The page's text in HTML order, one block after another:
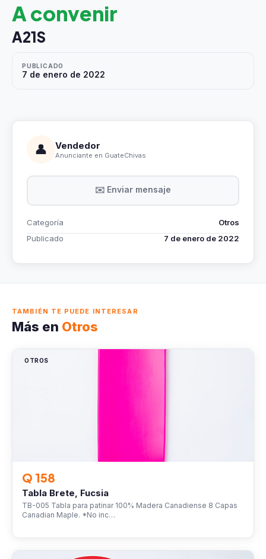
A convenir
A21S
PUBLICADO
7 de enero de 2022
👤 Vendedor
Anunciante en GuateChivas
✉️ Enviar mensaje
Categoría
Otros
Publicado
7 de enero de 2022
TAMBIÉN TE PUEDE INTERESAR
Más en Otros
OTROS
Q 158
Tabla Brete, Fucsia
TB-005 Tabla para patinar 100% Madera Canadiense 8 Capas
Canadian Maple. *No inc…